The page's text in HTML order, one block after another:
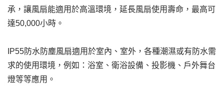
承，讓風扇能適用於高溫環境，延長風扇使用壽命，最高可
達50,000小時。
IP55防水防塵風扇適用於室內、室外，各種潮濕或有防水需
求的使用環境，例如：浴室、衛浴設備、投影機、戶外舞台
燈等等應用。